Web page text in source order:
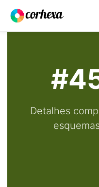
Detalhes